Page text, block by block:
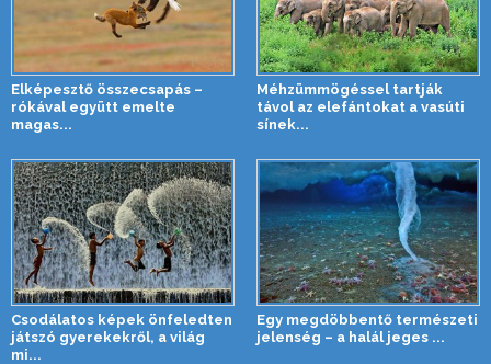
Elképesztő összecsapás –
rókával együtt emelte
magas...
Méhzümmögéssel tartják
távol az elefántokat a vasúti
sínek...
Csodálatos képek önfeledten
játszó gyerekekről, a világ
mi...
Egy megdöbbentő természeti
jelenség – a halál jeges ...